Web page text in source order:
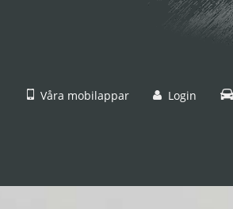
Våra mobilappar Login